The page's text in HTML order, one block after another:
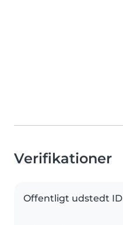
Verifikationer
Offentligt udstedt ID